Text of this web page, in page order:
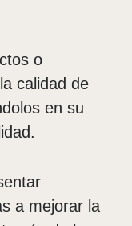
o
calidad de
en su
a mejorar la